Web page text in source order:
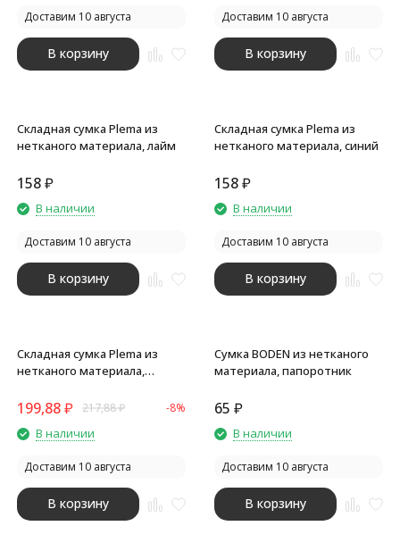
Доставим 10 августа
В корзину
Доставим 10 августа
В корзину
Складная сумка Plema из
нетканого материала, лайм
158₽
В наличии
Доставим 10 августа
В корзину
Складная сумка Plema из
нетканого материала, синий
158₽
В наличии
Доставим 10 августа
В корзину
Складная сумка Plema из
нетканого материала,
199,88₽ 217,88₽ -8%
В наличии
Доставим 10 августа
В корзину
Сумка BODEN из нетканого
материала, папоротник
65 ₽
В наличии
Доставим 10 августа
В корзину